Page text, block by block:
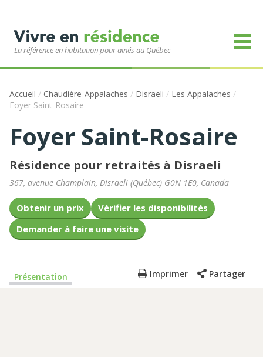
La référence en habitation pour ainés au Québec
Accueil / Chaudière-Appalaches / Disraeli / Les Appalaches /
Foyer Saint-Rosaire
Foyer Saint-Rosaire
Résidence pour retraités à Disraeli
367, avenue Champlain, Disraeli (Québec) G0N 1E0, Canada
Obtenir un prix
Vérifier les disponibilités
Demander à faire une visite
Présentation Imprimer Partager